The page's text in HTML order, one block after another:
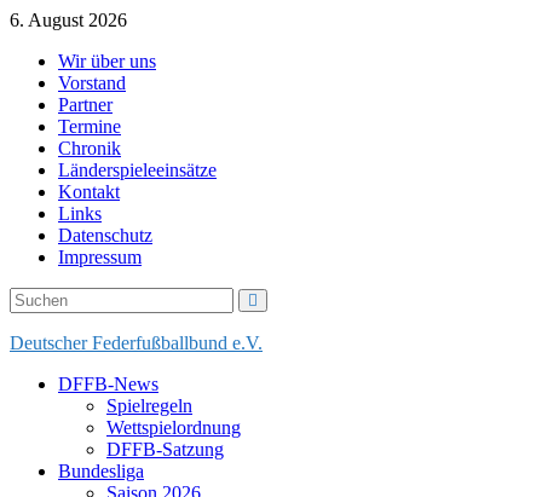
Skip
content
6. August 2026
Wir über uns
Vorstand
Partner
Termine
Chronik
Länderspieleeinsätze
Kontakt
Links
Datenschutz
Impressum
Deutscher Federfußballbund e.V.
DFFB-News
Spielregeln
Wettspielordnung
DFFB-Satzung
Bundesliga
Saison 2026